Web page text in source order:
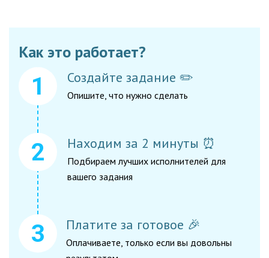
Как это работает?
Создайте задание ✏️
Опишите, что нужно сделать
Находим за 2 минуты ⏰
Подбираем лучших исполнителей для
вашего задания
Платите за готовое 🎉
Оплачиваете, только если вы довольны